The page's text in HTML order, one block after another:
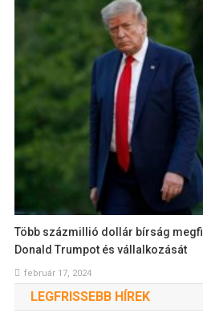
Több százmillió dollár bírság
Donald Trumpot és vállalkozását
február 17, 2024
LEGFRISSEBB HÍREK